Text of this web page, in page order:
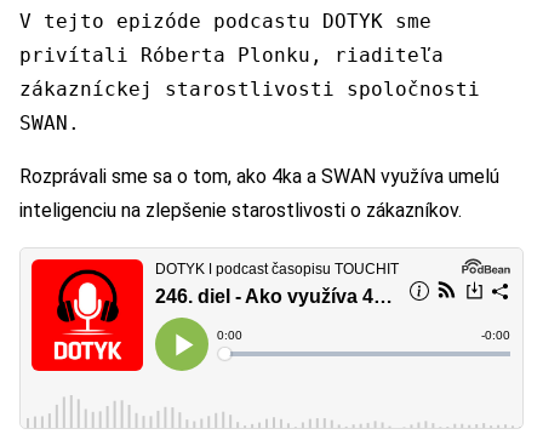
V tejto epizóde podcastu DOTYK sme
privítali Róberta Plonku, riaditeľa
zákazníckej starostlivosti spoločnosti
SWAN.
Rozprávali sme sa o tom, ako 4ka a SWAN využíva umelú
inteligenciu na zlepšenie starostlivosti o zákazníkov.